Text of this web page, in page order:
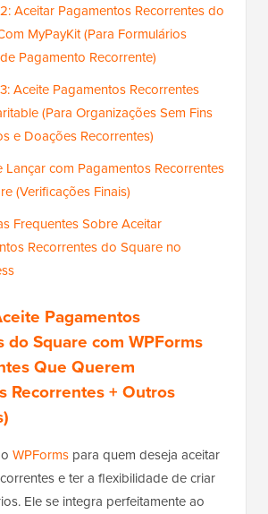
Aceitar Pagamentos Recorrentes do
MyPayKit (Para Formulários
Pagamento Recorrente)
Aceite Pagamentos Recorrentes
(Para Organizações Sem Fins
e Doações Recorrentes)
Lançar com Pagamentos Recorrentes
(Verificações Finais)
Frequentes Sobre Aceitar
Recorrentes do Square no
Pagamentos
do Square com WPForms
Que Querem
Recorrentes + Outros
WPForms para quem deseja aceitar
e ter a flexibilidade de criar
Ele se integra perfeitamente ao